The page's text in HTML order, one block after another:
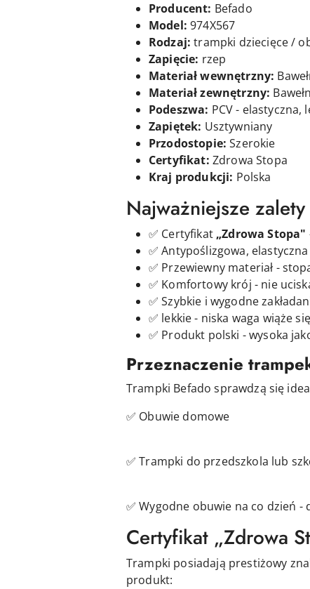
Producent: Befado
Model: 974X567
Rodzaj: trampki dziecięce /
Zapięcie: rzep
Materiał wewnętrzny:
Materiał zewnętrzny:
Podeszwa: PCV - elastyczna,
Zapiętek: Usztywniany
Przodostopie: Szerokie
Certyfikat: Zdrowa Stopa
Kraj produkcji: Polska
Najważniejsze
✅ Certyfikat „Zdrowa Stopa"
✅ Antypoślizgowa,
✅ Przewiewny materiał -
✅ Komfortowy krój - nie
✅ Szybkie i wygodne
✅ lekkie - niska waga wiąże
✅ Produkt polski - wysoka
Przeznaczenie
Trampki Befado sprawdzą się
✅ Obuwie domowe
✅ Trampki do przedszkola lub
✅ Wygodne obuwie na co dzień -
Certyfikat „Zdrowa
Trampki posiadają prestiżowy
produkt: